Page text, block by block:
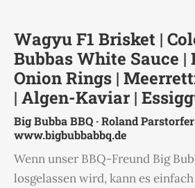
Wagyu F1 Brisket |
Bubbas White Sauce
Onion Rings |
| Algen-Kaviar |
Big Bubba BBQ · Roland
www.bigbubbabbq.de
Wenn unser BBQ-Freund Big
losgelassen wird, kann es